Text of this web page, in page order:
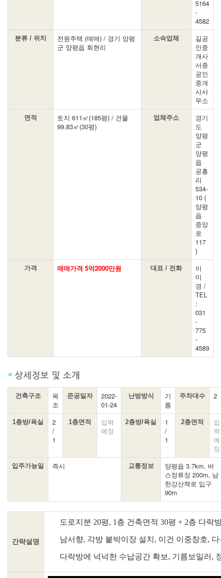
5164
-
4582
분류 / 위치
전원주택 (매매) / 경기 양평
군 양평읍 회현리
소속업체
길공
인중
개사
서종
공인
중개
사사
무소
면적
토지 611㎡(185평) / 건물
99.83㎡(30평)
업체주소
경기
도
양평
군
양평
읍
공흥
리
534-
10 (
양평
읍
중앙
로
117
)
가격 매매가격 5억2000만원 대표 / 전화
이
미
경 /
TEL
:
031
-
775
-
4589
건축구조
목
조
준공일자
2022-
01-24
난방방식
기
름
주차대수 2
1층방/욕실
2
/
1
1층면적
입력
예정
2층방/욕실
1
/
1
2층면적
입
력
예
정
입주가능일 즉시 교통정보
양평읍 3.7km, 버
스정류장 200m, 남
한강산책로 입구
90m
간략설명
도로지분 20평, 1층 건축면적 30평 + 2층 다락
남서향, 각방 붙박이장 설치, 이건 이중창호,
다락방에 넉넉한 수납공간 확보, 기름보일러,